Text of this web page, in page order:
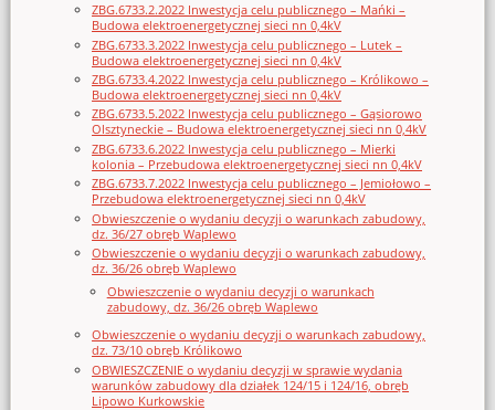
ZBG.6733.2.2022 Inwestycja celu publicznego – Mańki –
Budowa elektroenergetycznej sieci nn 0,4kV
ZBG.6733.3.2022 Inwestycja celu publicznego – Lutek –
Budowa elektroenergetycznej sieci nn 0,4kV
ZBG.6733.4.2022 Inwestycja celu publicznego – Królikowo –
Budowa elektroenergetycznej sieci nn 0,4kV
ZBG.6733.5.2022 Inwestycja celu publicznego – Gąsiorowo
Olsztyneckie – Budowa elektroenergetycznej sieci nn 0,4kV
ZBG.6733.6.2022 Inwestycja celu publicznego – Mierki
kolonia – Przebudowa elektroenergetycznej sieci nn 0,4kV
ZBG.6733.7.2022 Inwestycja celu publicznego – Jemiołowo –
Przebudowa elektroenergetycznej sieci nn 0,4kV
Obwieszczenie o wydaniu decyzji o warunkach zabudowy,
dz. 36/27 obręb Waplewo
Obwieszczenie o wydaniu decyzji o warunkach zabudowy,
dz. 36/26 obręb Waplewo
Obwieszczenie o wydaniu decyzji o warunkach
zabudowy, dz. 36/26 obręb Waplewo
Obwieszczenie o wydaniu decyzji o warunkach zabudowy,
dz. 73/10 obręb Królikowo
OBWIESZCZENIE o wydaniu decyzji w sprawie wydania
warunków zabudowy dla działek 124/15 i 124/16, obręb
Lipowo Kurkowskie